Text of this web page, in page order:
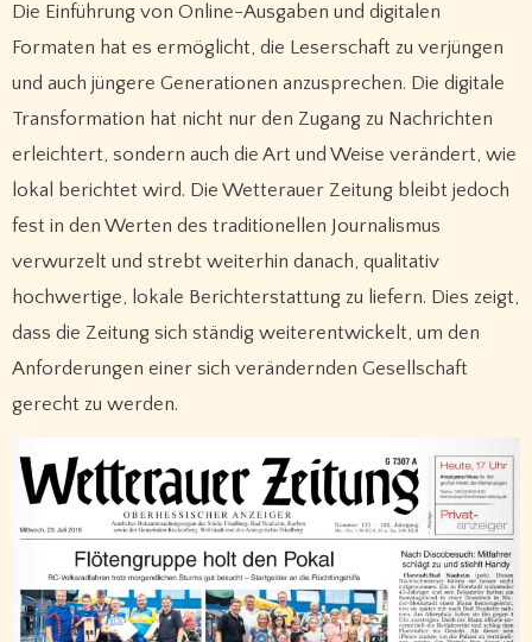
Die Einführung von Online-Ausgaben und digitalen
Formaten hat es ermöglicht, die Leserschaft zu verjüngen
und auch jüngere Generationen anzusprechen. Die digitale
Transformation hat nicht nur den Zugang zu Nachrichten
erleichtert, sondern auch die Art und Weise verändert, wie
lokal berichtet wird. Die Wetterauer Zeitung bleibt jedoch
fest in den Werten des traditionellen Journalismus
verwurzelt und strebt weiterhin danach, qualitativ
hochwertige, lokale Berichterstattung zu liefern. Dies zeigt,
dass die Zeitung sich ständig weiterentwickelt, um den
Anforderungen einer sich verändernden Gesellschaft
gerecht zu werden.